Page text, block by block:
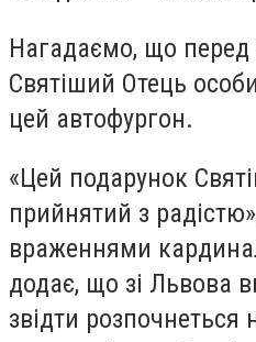
Нагадаємо, що перед
Святіший Отець
цей автофургон.
«Цей подарунок
прийнятий з
враженнями
додає, що зі Львова
звідти розпочнеться